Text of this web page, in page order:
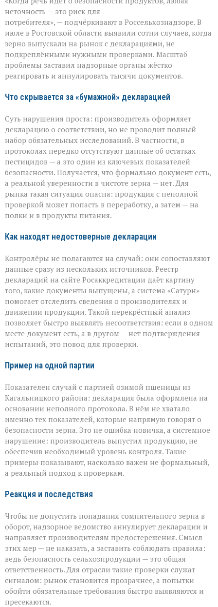
Ростовской
области
вскрыли
массовые
нарушения
декларирования
неточность — это риск для
потребителя», — подчёркивают в Россельхознадзоре. В
июле в Ростовской области выявили сотни случаев, когда
зерно выпускали на рынок с декларациями, не
подкреплёнными нужными проверками. Масштаб
проблемы заставил надзорные органы жёстко
реагировать и аннулировать тысячи документов.
Что скрывается за «бумажной» декларацией
Суть нарушения проста: производитель оформляет
декларацию о соответствии, но не проводит полный
набор обязательных исследований. В частности, в
протоколах нередко отсутствуют данные об остатках
пестицидов — а это один из ключевых показателей
безопасности. Получается, что формально документ есть,
а реальной уверенности в чистоте зерна — нет. Для
рынка такая ситуация опасна: продукция с неполной
проверкой может попасть в переработку, а затем — на
полки и в продукты питания.
Как находят недостоверные декларации
Контролёры не полагаются на случай: они сопоставляют
данные сразу из нескольких источников. Реестр
деклараций на сайте Росаккредитации даёт картину
того, какие документы выпущены, а система «Сатурн»
помогает отследить сведения о производителях и
движении продукции. Такой перекрёстный анализ
позволяет быстро выявлять несоответствия: если в одном
месте документ есть, а в другом — нет подтверждения
испытаний, это повод для проверки.
Пример на одной партии
Показателен случай с партией озимой пшеницы из
Кагальницкого района: декларация была оформлена на
основании неполного протокола. В нём не хватало
именно тех показателей, которые напрямую говорят о
безопасности зерна. Это не ошибка новичка, а системное
нарушение: производитель выпустил продукцию, не
обеспечив необходимый уровень контроля. Такие
примеры показывают, насколько важен не формальный,
а реальный подход к проверкам.
Реакция и последствия
Чтобы не допустить попадания сомнительного зерна в
оборот, надзорное ведомство аннулирует декларации и
направляет производителям предостережения. Смысл
этих мер — не наказать, а заставить соблюдать правила:
ведь безопасность сельхозпродукции — это общая
ответственность. Для отрасли такие проверки служат
сигналом: рынок становится прозрачнее, а попытки
обойти обязательные требования быстро выявляются и
пресекаются.